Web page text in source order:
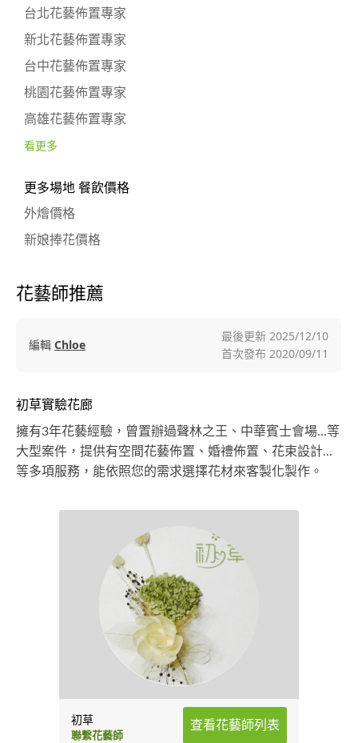
台北花藝佈置專家
新北花藝佈置專家
台中花藝佈置專家
桃園花藝佈置專家
高雄花藝佈置專家
看更多
更多場地 餐飲價格
外燴價格
新娘捧花價格
花藝師推薦
編輯 Chloe
最後更新 2025/12/10
首次發布 2020/09/11
初草實驗花廊
擁有3年花藝經驗，曾置辦過聲林之王、中華賓士會場...等
大型案件，提供有空間花藝佈置、婚禮佈置、花束設計...
等多項服務，能依照您的需求選擇花材來客製化製作。
初草
聯繫花藝師
查看花藝師列表